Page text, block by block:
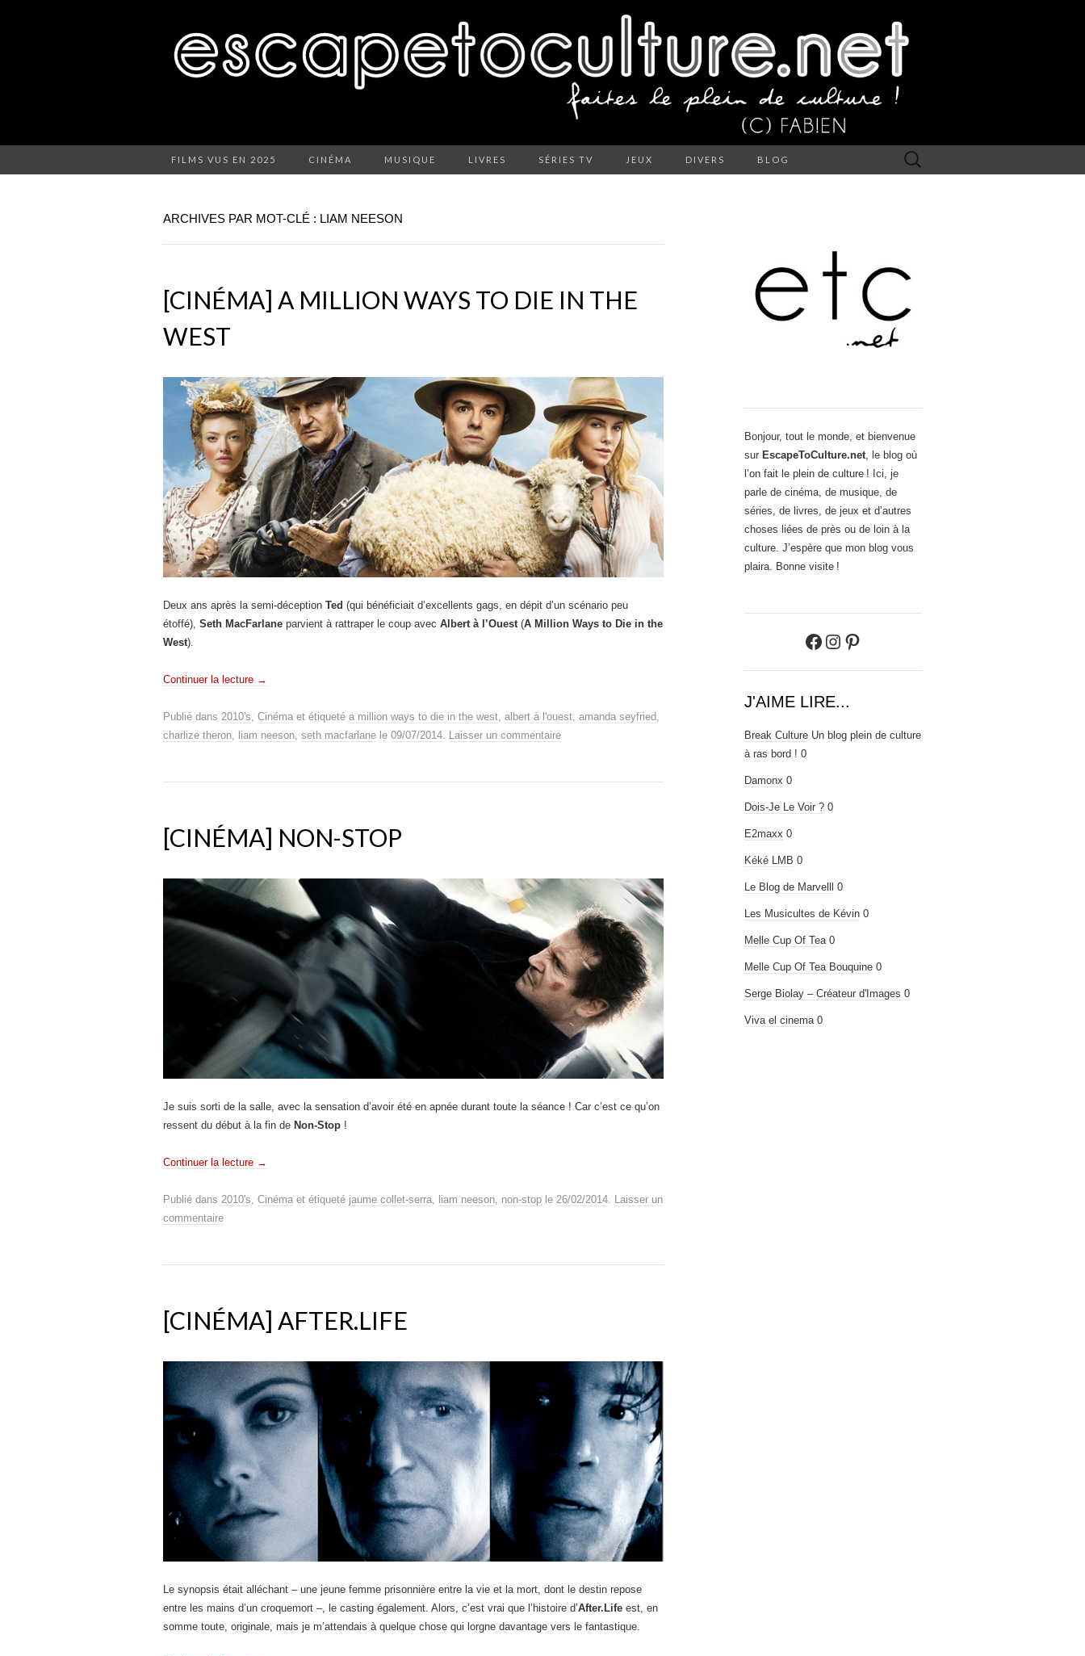
FILMS VUS EN 2025 CINÉMA MUSIQUE LIVRES SÉRIES TV JEUX DIVERS BLOG Rechercher :
ARCHIVES PAR MOT-CLÉ : LIAM NEESON
[CINÉMA] A MILLION WAYS TO DIE IN THE
WEST
Deux ans après la semi-déception Ted (qui bénéficiait d’excellents gags, en dépit d’un scénario peu
étoffé), Seth MacFarlane parvient à rattraper le coup avec Albert à l’Ouest (A Million Ways to Die in the
West).
Continuer la lecture →
Publié dans 2010's Cinéma et étiqueté a million ways to die in the west albert à l'ouest amanda seyfried
charlize theron
liam neeson seth macfarlane le 09/07/2014 Laisser un commentaire
[CINÉMA] NON-STOP
Je suis sorti de la salle, avec la sensation d’avoir été en apnée durant toute la séance ! Car c’est ce qu’on
ressent du début à la fin de Non-Stop !
Continuer la lecture →
Publié dans 2010's Cinéma et étiqueté jaume collet-serra liam neeson non-stop le 26/02/2014
Laisser un
commentaire
[CINÉMA] AFTER.LIFE
Le synopsis était alléchant – une jeune femme prisonnière entre la vie et la mort, dont le destin repose
entre les mains d’un croquemort –, le casting également. Alors, c’est vrai que l’histoire d’After.Life est, en
somme toute, originale, mais je m’attendais à quelque chose qui lorgne davantage vers le fantastique.
Bonjour, tout le monde, et bienvenue
sur EscapeToCulture.net , le blog où
l’on fait le plein de culture ! Ici, je
parle de cinéma, de musique, de
séries, de livres, de jeux et d’autres
choses liées de près ou de loin à la
culture. J’espère que mon blog vous
plaira. Bonne visite !
Facebook
Instagram
Pinterest
J'AIME LIRE...
Break Culture Un blog plein de culture
à ras bord ! 0
Damonx 0
Dois-Je Le Voir ? 0
E2maxx 0
Kéké LMB 0
Le Blog de Marvelll 0
Les Musicultes de Kévin 0
Melle Cup Of Tea 0
Melle Cup Of Tea Bouquine 0
Serge Biolay – Créateur d'Images 0
Viva el cinema 0